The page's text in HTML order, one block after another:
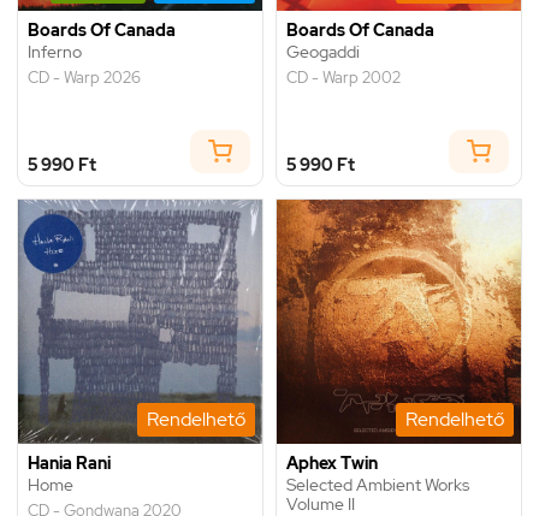
Boards Of Canada
Inferno
CD - Warp 2026
5 990 Ft
Boards Of Canada
Geogaddi
CD - Warp 2002
5 990 Ft
Rendelhető
Hania Rani
Home
CD - Gondwana 2020
Rendelhető
Aphex Twin
Selected Ambient Works
Volume II